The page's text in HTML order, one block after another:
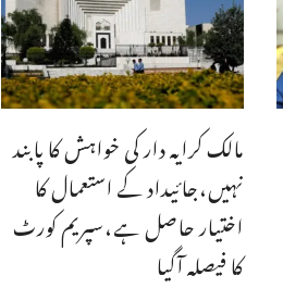
مالک کرایہ دار کی خواہش کا پابند
نہیں،جائیداد کے استعمال کا
اختیار حاصل ہے،سپریم کورٹ
کا فیصلہ آگیا